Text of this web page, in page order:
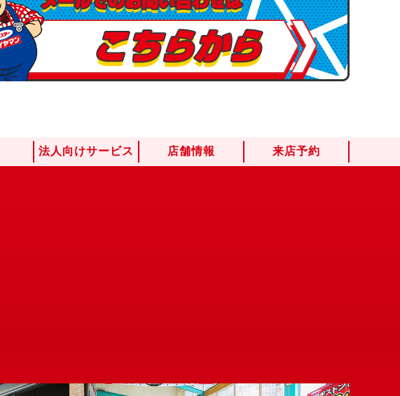
法人向けサービス 店舗情報 来店予約